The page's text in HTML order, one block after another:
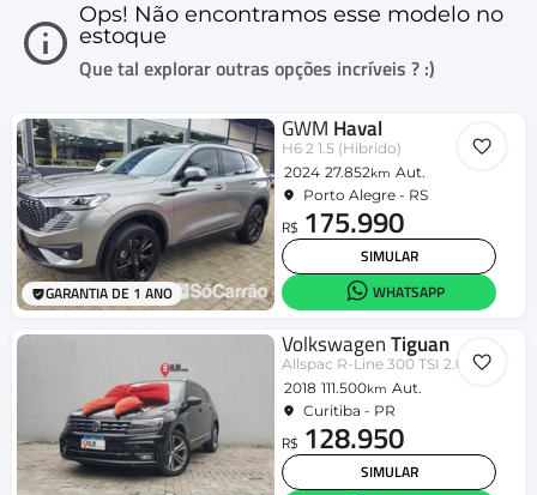
Ops! Não encontramos esse modelo no
estoque
Que tal explorar outras opções incríveis ? :)
GARANTIA DE 1 ANO
GWM Haval
H6 2 1.5 (Hibrido)
2024 27.852km Aut.
Porto Alegre - RS
R$ 175.990
SIMULAR
WHATSAPP
VolkswagenTiguan
Allspac R-Line 300 TSI 2.0
2018 111.500km Aut.
Curitiba - PR
R$ 128.950
SIMULAR